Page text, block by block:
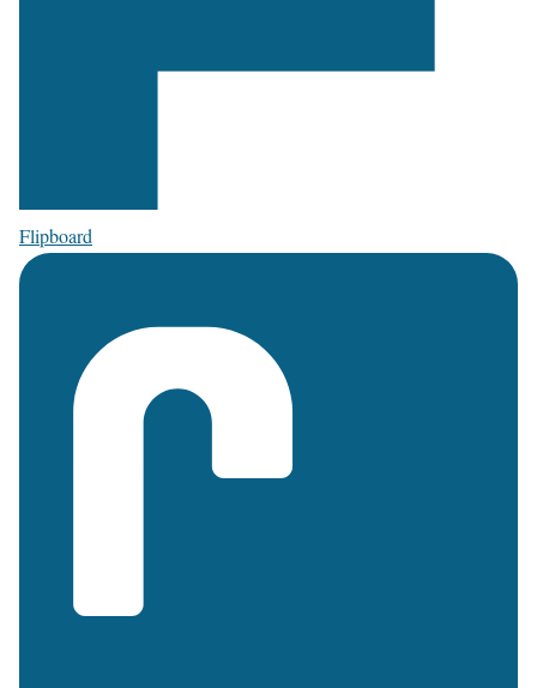
Flipboard